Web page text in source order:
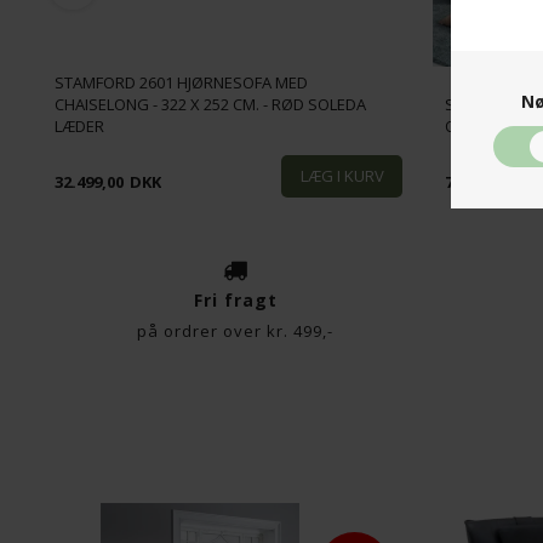
STAMFORD 2601 HJØRNESOFA MED
CHAISELONG - 322 X 252 CM. - RØD SOLEDA
LÆDER
32.499,00 DKK
SYMFONI
OPEN END -
72.999,00
Fri fragt
på ordrer over kr. 499,-